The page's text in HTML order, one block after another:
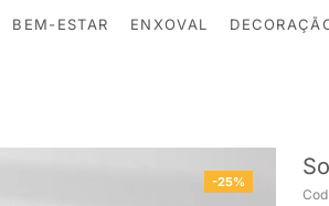
BEM-ESTAR ENXOVAL
-25%